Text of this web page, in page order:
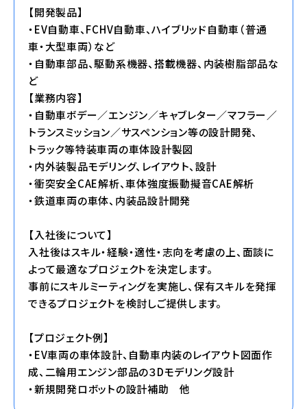
【開発製品】
・EV自動車、FCHV自動車、ハイブリッド自動車（普通
車・大型車両）など
・自動車部品、駆動系機器、搭載機器、内装樹脂部品な
ど
【業務内容】
・自動車ボデー／エンジン／キャブレター／マフラー／
トランスミッション／サスペンション等の設計開発、
トラック等特装車両の車体設計製図
・内外装製品モデリング、レイアウト、設計
・衝突安全CAE解析、車体強度振動擬音CAE解析
・鉄道車両の車体、内装品設計開発
【入社後について】
入社後はスキル・経験・適性・志向を考慮の上、面談に
よって最適なプロジェクトを決定します。
事前にスキルミーティングを実施し、保有スキルを発揮
できるプロジェクトを検討しご提供します。
【プロジェクト例】
・EV車両の車体設計、自動車内装のレイアウト図面作
成、二輪用エンジン部品の３Dモデリング設計
・新規開発ロボットの設計補助 他